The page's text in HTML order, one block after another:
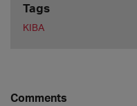
Tags
KIBA
Comments